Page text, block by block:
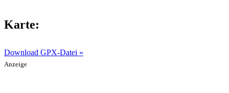
Karte:
Download GPX-Datei »
Anzeige